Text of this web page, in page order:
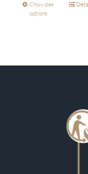
Choix des
options